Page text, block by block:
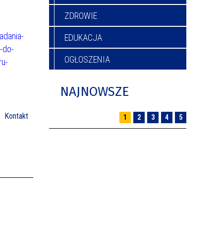
do-
Kontakt
ZDROWIE
EDUKACJA
OGŁOSZENIA
NAJNOWSZE
1 2 3 4 5